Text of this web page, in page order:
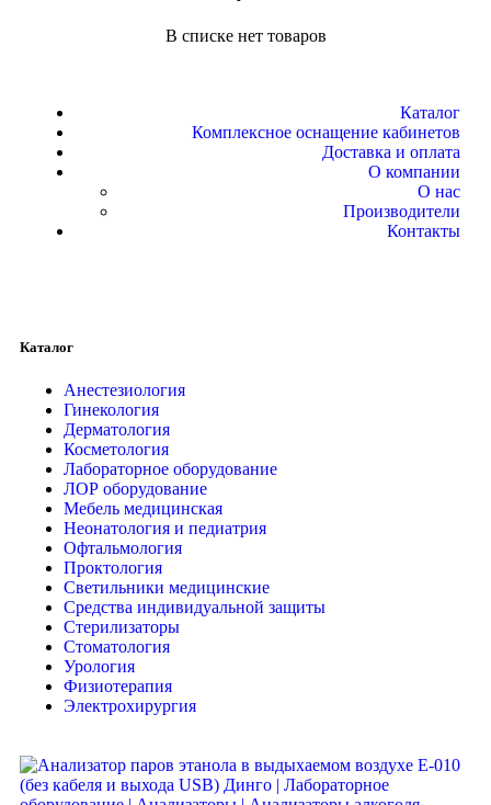
В списке нет товаров
Каталог
Комплексное оснащение кабинетов
Доставка и оплата
О компании
О нас
Производители
Контакты
Каталог
Анестезиология
Гинекология
Дерматология
Косметология
Лабораторное оборудование
ЛОР оборудование
Мебель медицинская
Неонатология и педиатрия
Офтальмология
Проктология
Светильники медицинские
Средства индивидуальной защиты
Стерилизаторы
Стоматология
Урология
Физиотерапия
Электрохирургия